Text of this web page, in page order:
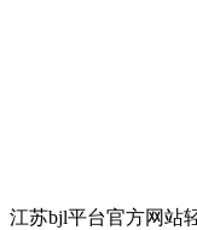
江苏bjl平台官方网站